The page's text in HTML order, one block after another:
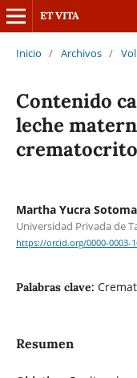
ET VITA
Inicio / Archivos /
Contenido
leche
crematocrito
Martha Yucra
Universidad Privada de
https://orcid.org/0000-0003-
Palabras clave:
Resumen